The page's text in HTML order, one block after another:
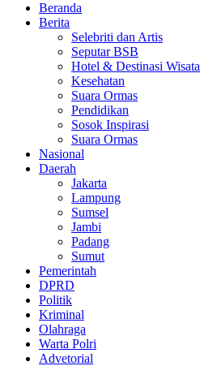
Beranda
Berita
Selebriti dan Artis
Seputar BSB
Hotel & Destinasi Wisata
Kesehatan
Suara Ormas
Pendidikan
Sosok Inspirasi
Suara Ormas
Nasional
Daerah
Jakarta
Lampung
Sumsel
Jambi
Padang
Sumut
Pemerintah
DPRD
Politik
Kriminal
Olahraga
Warta Polri
Advetorial